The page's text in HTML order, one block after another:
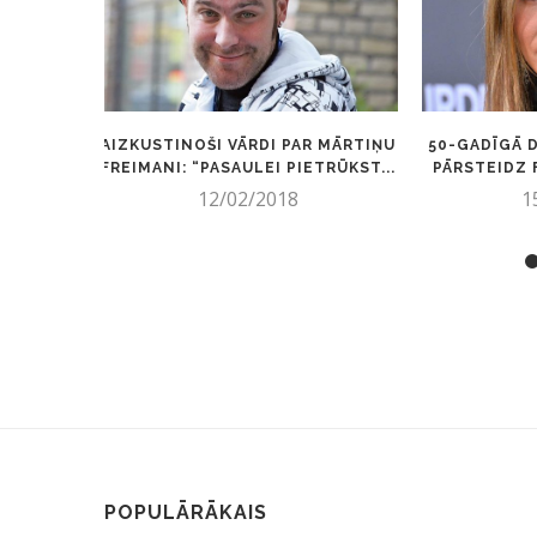
AIZKUSTINOŠI VĀRDI PAR MĀRTIŅU
FREIMANI: “PASAULEI PIETRŪKST...
12/02/2018
50-GADĪGĀ
PĀRSTEIDZ
POPULĀRĀKAIS